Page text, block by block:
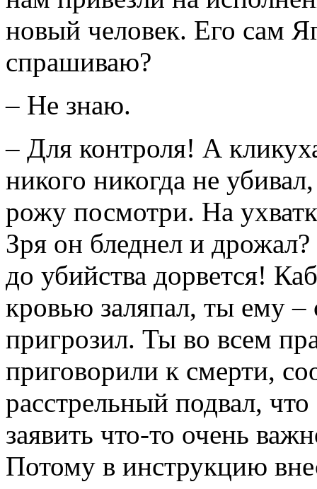
новый человек. Его сам
спрашиваю?
– Не знаю.
– Для контроля! А
никого никогда не
рожу посмотри. На
Зря он бледнел и
до убийства дорвется!
кровью заляпал, ты ему –
пригрозил. Ты во всем
приговорили к смерти,
расстрельный подвал,
заявить что-то очень
Потому в инструкцию